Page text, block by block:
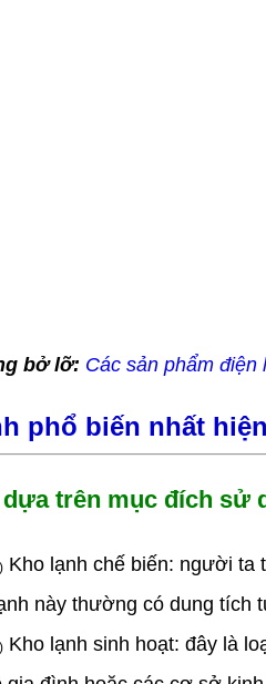
bở lỡ: Các sản phẩm điện
phổ biến nhất
trên mục đích sử
Kho lạnh chế biến: người ta
này thường có dung
Kho lạnh sinh hoạt: đây là